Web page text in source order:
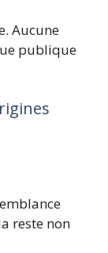
Aucune
publique
reste non